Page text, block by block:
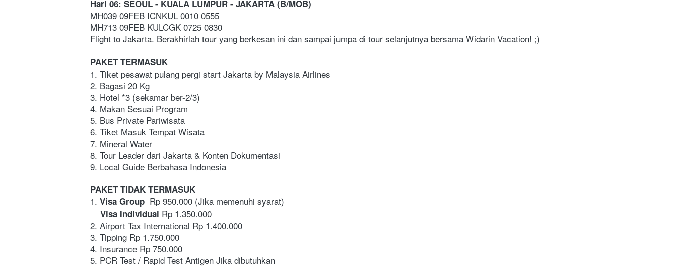
Hari 06: SEOUL - KUALA LUMPUR - JAKARTA (B/MOB)
MH039 09FEB ICNKUL 0010 0555
MH713 09FEB KULCGK 0725 0830
Flight to Jakarta. Berakhirlah tour yang berkesan ini dan sampai jumpa di tour selanjutnya bersama Widarin Vacation! ;)
PAKET TERMASUK
1. Tiket pesawat pulang pergi start Jakarta by Malaysia Airlines
2. Bagasi 20 Kg
3. Hotel *3 (sekamar ber-2/3)
4. Makan Sesuai Program
5. Bus Private Pariwisata
6. Tiket Masuk Tempat Wisata
7. Mineral Water
8. Tour Leader dari Jakarta & Konten Dokumentasi
9. Local Guide Berbahasa Indonesia
PAKET TIDAK TERMASUK
1. Visa Group
  Rp 950.000 (Jika memenuhi syarat)
    Visa Individual
Rp 1.350.000
2. Airport Tax International Rp 1.400.000
3. Tipping Rp 1.750.000
4. Insurance Rp 750.000
5. PCR Test / Rapid Test Antigen Jika dibutuhkan